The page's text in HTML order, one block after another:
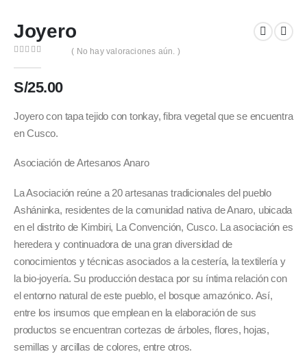
Joyero
( No hay valoraciones aún. )
S/25.00
Joyero con tapa tejido con tonkay, fibra vegetal que se encuentra
en Cusco.
Asociación de Artesanos Anaro
La Asociación reúne a 20 artesanas tradicionales del pueblo
Asháninka, residentes de la comunidad nativa de Anaro, ubicada
en el distrito de Kimbiri, La Convención, Cusco. La asociación es
heredera y continuadora de una gran diversidad de
conocimientos y técnicas asociados a la cestería, la textilería y
la bio-joyería. Su producción destaca por su íntima relación con
el entorno natural de este pueblo, el bosque amazónico. Así,
entre los insumos que emplean en la elaboración de sus
productos se encuentran cortezas de árboles, flores, hojas,
semillas y arcillas de colores, entre otros.